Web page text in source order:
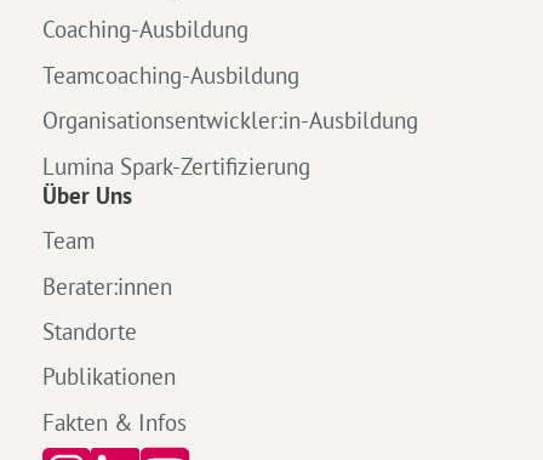
Coaching-Ausbildung
Teamcoaching-Ausbildung
Organisationsentwickler:in-Ausbildung
Lumina Spark-Zertifizierung
Über Uns
Team
Berater:innen
Standorte
Publikationen
Fakten & Infos